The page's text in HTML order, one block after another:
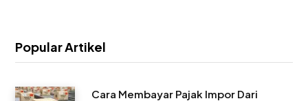
Popular Artikel
Cara Membayar Pajak Impor Dari